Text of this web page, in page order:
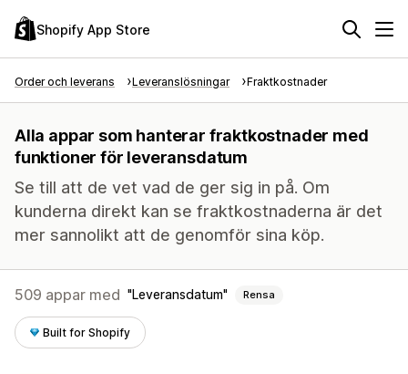
Shopify App Store
Order och leverans Leveranslösningar Fraktkostnader
Alla appar som hanterar fraktkostnader med
funktioner för leveransdatum
Se till att de vet vad de ger sig in på. Om
kunderna direkt kan se fraktkostnaderna är det
mer sannolikt att de genomför sina köp.
509 appar med Leveransdatum Rensa
Built for Shopify